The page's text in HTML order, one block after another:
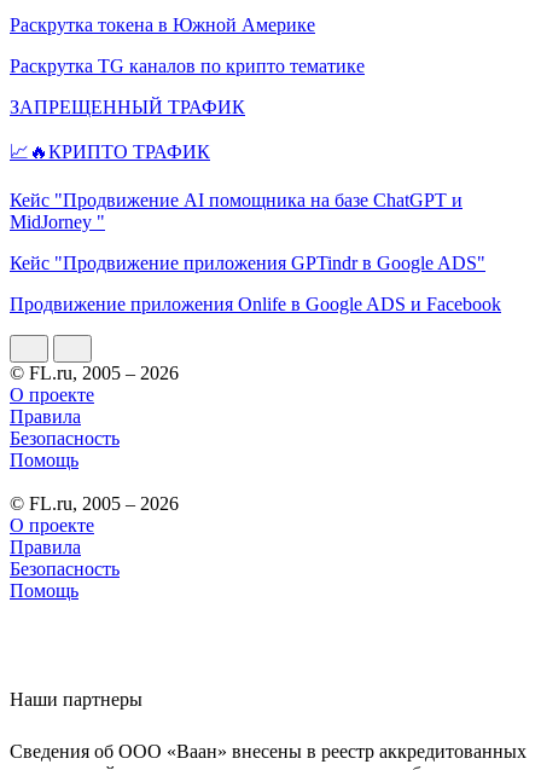
Раскрутка токена в Южной Америке
Раскрутка TG каналов по крипто тематике
ЗАПРЕЩЕННЫЙ ТРАФИК
📈🔥КРИПТО ТРАФИК
Кейс "Продвижение AI помощника на базе ChatGPT и
MidJorney "
Кейс "Продвижение приложения GPTindr в Google ADS"
Продвижение приложения Onlife в Google ADS и Facebook
© FL.ru, 2005 – 2026
О проекте
Правила
Безопасность
Помощь
© FL.ru, 2005 – 2026
О проекте
Правила
Безопасность
Помощь
Наши партнеры
Сведения об ООО «Ваан» внесены в реестр аккредитованных